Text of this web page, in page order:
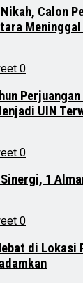
Calon
Meninggal
0
UIN
0
1
0
di Lokasi